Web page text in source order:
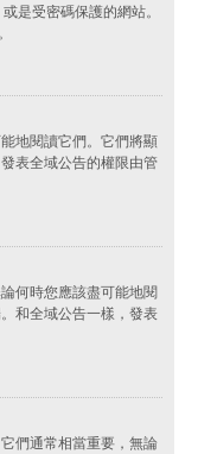
是受密碼保護的網站。
地閱讀它們。它們將顯
表全域公告的權限由管
何時您應該盡可能地閱
和全域公告一樣，發表
們通常相當重要，無論